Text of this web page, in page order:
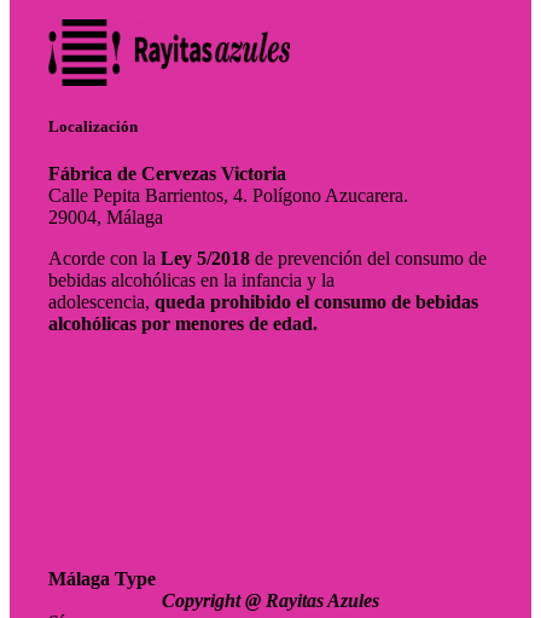
Localización
Fábrica de Cervezas Victoria
Calle Pepita Barrientos, 4. Polígono Azucarera.
29004, Málaga
Acorde con la Ley 5/2018 de prevención del consumo de
bebidas alcohólicas en la infancia y la
adolescencia, queda prohibido el consumo de bebidas
alcohólicas por menores de edad.
Málaga Type
Copyright @ Rayitas Azules